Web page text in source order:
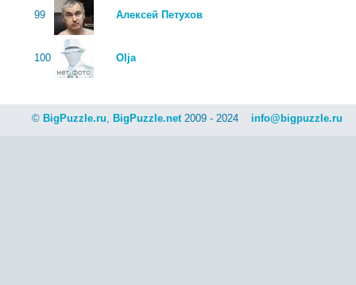
99 Алексей Петухов
100 Olja
© BigPuzzle.ru, BigPuzzle.net2009 - 2024 info@bigpuzzle.ru